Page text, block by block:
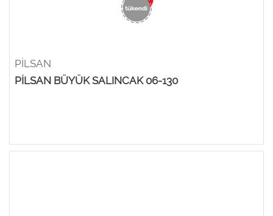
PİLSAN
PİLSAN BÜYÜK SALINCAK 06-130